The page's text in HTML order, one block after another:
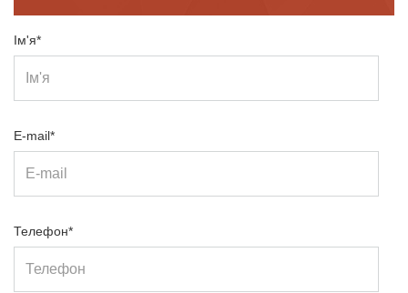
Ім'я*
E-mail*
Телефон*